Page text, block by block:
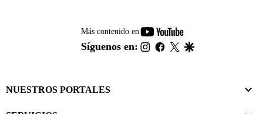
Más contenido en
youtube-
footer
Síguenos en: instagram
facebook
twitter
NUESTROS PORTALES